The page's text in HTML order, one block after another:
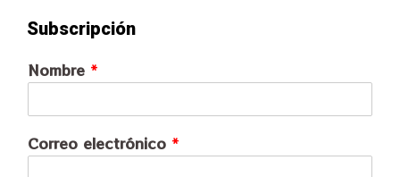
Subscripción
Nombre *
Correo electrónico *